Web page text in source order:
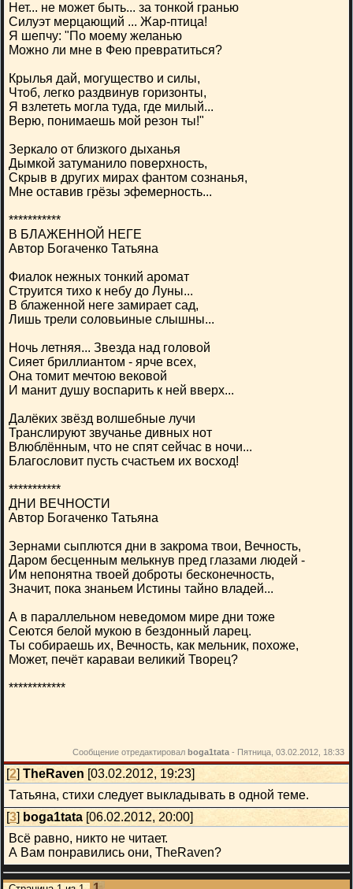
Нет... не может быть... за тонкой гранью
Силуэт мерцающий ... Жар-птица!
Я шепчу: "По моему желанью
Можно ли мне в Фею превратиться?
Крылья дай, могущество и силы,
Чтоб, легко раздвинув горизонты,
Я взлететь могла туда, где милый...
Верю, понимаешь мой резон ты!"
Зеркало от близкого дыханья
Дымкой затуманило поверхность,
Скрыв в других мирах фантом сознанья,
Мне оставив грёзы эфемерность...
***********
В БЛАЖЕННОЙ НЕГЕ
Автор Богаченко Татьяна
Фиалок нежных тонкий аромат
Струится тихо к небу до Луны...
В блаженной неге замирает сад,
Лишь трели соловьиные слышны...
Ночь летняя... Звезда над головой
Сияет бриллиантом - ярче всех,
Она томит мечтою вековой
И манит душу воспарить к ней вверх...
Далёких звёзд волшебные лучи
Транслируют звучанье дивных нот
Влюблённым, что не спят сейчас в ночи...
Благословит пусть счастьем их восход!
***********
ДНИ ВЕЧНОСТИ
Автор Богаченко Татьяна
Зернами сыплются дни в закрома твои, Вечность,
Даром бесценным мелькнув пред глазами людей -
Им непонятна твоей доброты бесконечность,
Значит, пока знаньем Истины тайно владей...
А в параллельном неведомом мире дни тоже
Сеются белой мукою в бездонный ларец.
Ты собираешь их, Вечность, как мельник, похоже,
Может, печёт караваи великий Творец?
************
Сообщение отредактировал boga1tata - Пятница, 03.02.2012, 18:33
[2] TheRaven [03.02.2012, 19:23]
Татьяна, стихи следует выкладывать в одной теме.
[3] boga1tata [06.02.2012, 20:00]
Всё равно, никто не читает.
А Вам понравились они, TheRaven?